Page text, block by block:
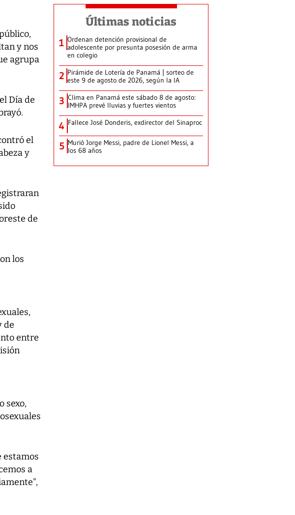
y nos
agrupa
Día de
el
y
de
los
de
entre
sexo,
estamos
a
Últimas noticias
1 Ordenan detención provisional de
adolescente por presunta posesión de arma
en colegio
2 Pirámide de Lotería de Panamá | sorteo de
este 9 de agosto de 2026, según la IA
3 Clima en Panamá este sábado 8 de agosto:
IMHPA prevé lluvias y fuertes vientos
4 Fallece José Donderis, exdirector del Sinaproc
5 Murió Jorge Messi, padre de Lionel Messi, a
los 68 años